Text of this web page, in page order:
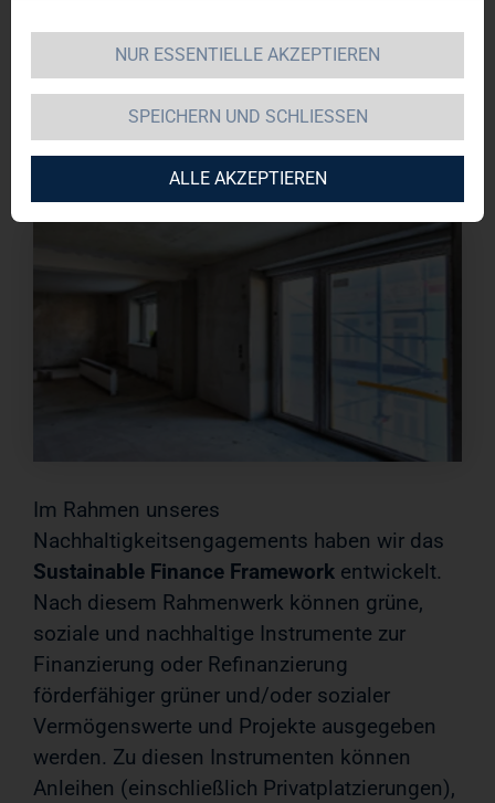
Im Rahmen unseres
Nachhaltigkeitsengagements haben wir das
Sustainable Finance Framework entwickelt.
Nach diesem Rahmenwerk können grüne,
soziale und nachhaltige Instrumente zur
Finanzierung oder Refinanzierung
förderfähiger grüner und/oder sozialer
Vermögenswerte und Projekte ausgegeben
werden. Zu diesen Instrumenten können
Anleihen (einschließlich Privatplatzierungen),
NUR ESSENTIELLE AKZEPTIEREN
SPEICHERN UND SCHLIESSEN
ALLE AKZEPTIEREN